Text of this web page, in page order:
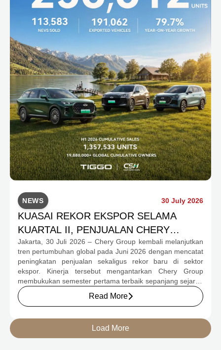
NEWS 30 July 2026
KUASAI REKOR EKSPOR SELAMA
KUARTAL II, PENJUALAN CHERY
GROUP SEMESTER I 2026 TEMBUS
1,35 JUTA UNIT
Jakarta, 30 Juli 2026 – Chery Group kembali melanjutkan
tren pertumbuhan global pada Juni 2026 dengan mencatat
peningkatan penjualan sekaligus rekor baru di sektor
ekspor. Kinerja tersebut mengantarkan Chery Group
membukukan semester pertama terbaik sepanjang sejarah
perusahaan serta memperkuat daya saingnya di pasar
otomotif global melalui pertumbuhan kendaraan energi
yang terus berlanjut. Momentum ini semakin mempertegas
komitmen Chery untuk terus menghadirkan produk,
teknologi, dan layanan yang mampu membangun
Read More
Load More